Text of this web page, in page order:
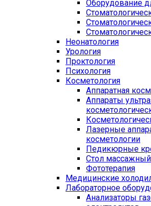
Оборудование
Неонатология
Урология
Проктология
Психология
Косметология
Аппаратная
Аппараты
Лазерные
косметологии
Педикюрные
Стол массажный
Фототерапия
Медицинские
Лабораторное
Анализаторы